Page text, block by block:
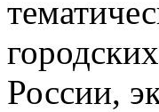
России,